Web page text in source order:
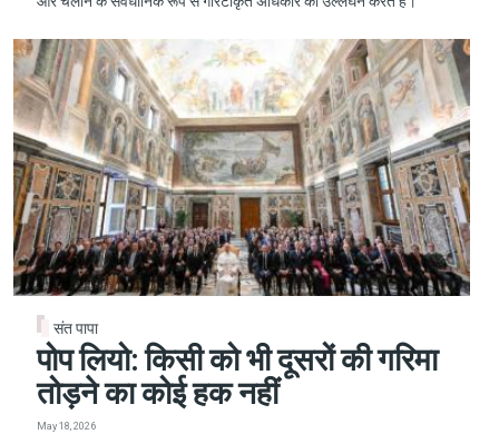
संत पापा
पोप लियो: किसी को भी दूसरों की गरिमा
तोड़ने का कोई हक नहीं
May 18, 2026